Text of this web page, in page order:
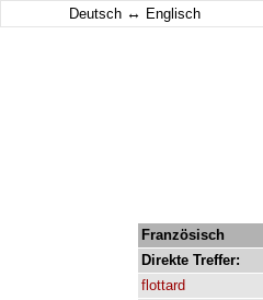
Deutsch ↔ Englisch
Französisch
Direkte Treffer:
flottard